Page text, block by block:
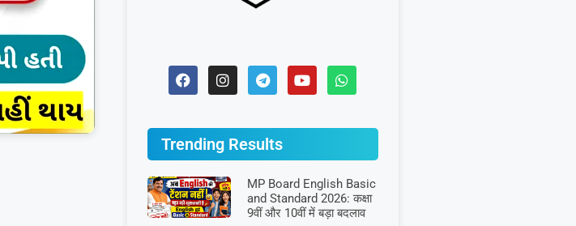
Trending Results
MP Board English Basic
and Standard 2026: कक्षा
9वीं और 10वीं में बड़ा बदलाव